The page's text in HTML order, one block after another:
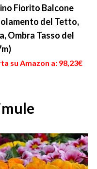
Fiorito Balcone
del Tetto,
Ombra Tasso del
su Amazon a: 98,23€